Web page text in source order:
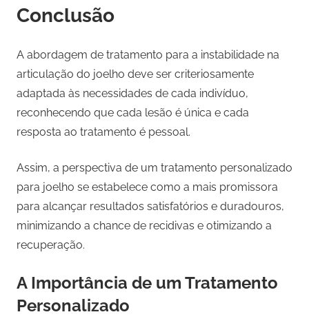
Conclusão
A abordagem de tratamento para a instabilidade na
articulação do joelho deve ser criteriosamente
adaptada às necessidades de cada indivíduo,
reconhecendo que cada lesão é única e cada
resposta ao tratamento é pessoal.
Assim, a perspectiva de um tratamento personalizado
para joelho se estabelece como a mais promissora
para alcançar resultados satisfatórios e duradouros,
minimizando a chance de recidivas e otimizando a
recuperação.
A Importância de um Tratamento
Personalizado